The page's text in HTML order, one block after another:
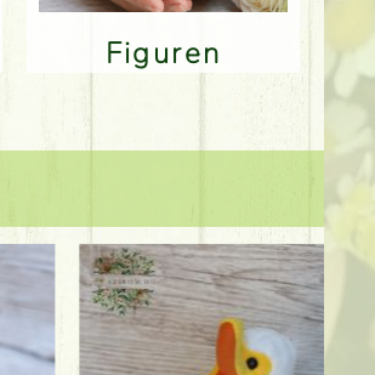
Figuren